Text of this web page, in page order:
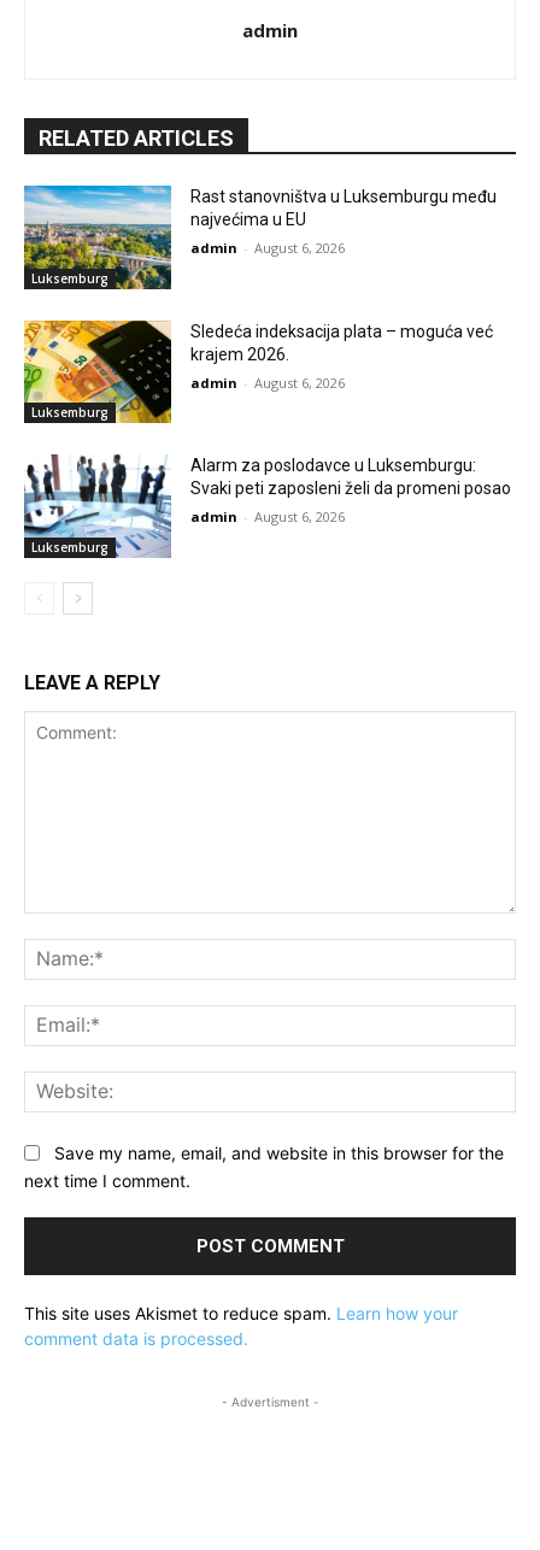
admin
RELATED ARTICLES
Luksemburg
Rast stanovništva u Luksemburgu među
najvećima u EU
admin - August 6, 2026
Luksemburg
Sledeća indeksacija plata – moguća već
krajem 2026.
admin - August 6, 2026
Luksemburg
Alarm za poslodavce u Luksemburgu:
Svaki peti zaposleni želi da promeni posao
admin - August 6, 2026
LEAVE A REPLY
Save my name, email, and website in this browser for the
next time I comment.
This site uses Akismet to reduce spam. Learn how your
comment data is processed.
- Advertisment -